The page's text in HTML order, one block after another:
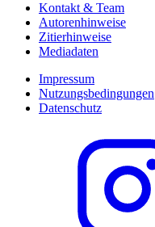
Kontakt & Team
Autorenhinweise
Zitierhinweise
Mediadaten
Impressum
Nutzungsbedingungen
Datenschutz